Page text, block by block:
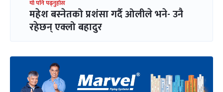
यो पनि पढ्नुहोस
महेश बस्नेतको प्रशंसा गर्दै ओलीले भने- उनै
रहेछन् एक्लो बहादुर